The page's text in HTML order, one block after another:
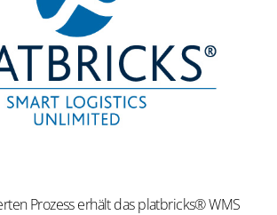
Prozess erhält das platbricks® WMS